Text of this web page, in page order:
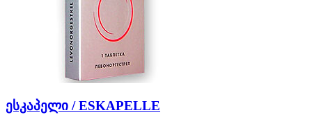
ესკაპელი / ESKAPELLE